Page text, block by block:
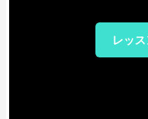
レッ